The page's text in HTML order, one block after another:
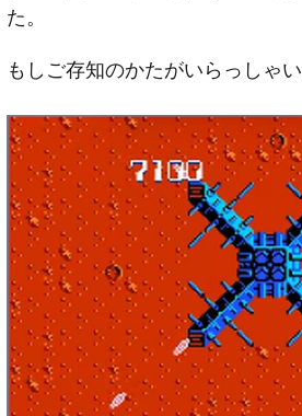
た。
もしご存知のかたがいらっしゃ